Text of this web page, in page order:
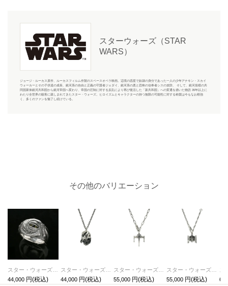
スターウォーズ（STAR
WARS）
ジョージ・ルーカス原作、ルーカスフィルム作製のスペースオペラ映画。辺境の惑星で奴隷の身分であった一人の少年アナキン・スカイ
ウォーカーとその子供達の成長、銀河系の自由と正義の守護者ジェダイ、銀河系の悪と恐怖の信奉者シスの攻防、 そして、銀河規模の共
同国家体銀河共和国から銀河帝国へ変わり、帝国の圧制に対する反乱により再び復活した「新共和国」への変遷を描いた物語 35年以上に
わたり全世界の観客に親しまれてきたスター・ウォーズ。ヒロイズムとキャラクターの持つ無限の可能性に対する称賛は今もなお根強
く、多くのファンを魅了し続けている。
その他のバリエーション
スター・ウォーズ "STAR WARS™" ジャバ・ザ・ハット リング/指輪
44,000
スター・ウォーズ "STAR WARS™"ダース・ベイダー デスマスクネックレス
44,000
スター・ウォーズ "STAR WARS™" Xウイングネックレス
55,000
スター・ウォーズ "STAR WARS™" TIE・アドバンストx1 ネックレス
55,000